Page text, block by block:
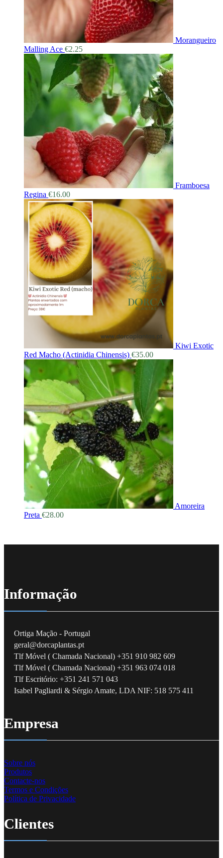
Morangueiro
Malling Ace €2.25
Framboesa
Regina €16.00
Kiwi Exotic
Red Macho (Actinidia Chinensis) €35.00
Amoreira
Preta €28.00
Informação
Ortiga Mação - Portugal
geral@dorcaplantas.pt
Tlf Móvel ( Chamada Nacional) +351 910 982 609
Tlf Móvel ( Chamada Nacional) +351 963 074 018
Tlf Escritório: +351 241 571 043
Isabel Pagliardi & Sérgio Amate, LDA NIF: 518 575 411
Empresa
Sobre nós
Produtos
Contacte-nos
Termos e Condições
Política de Privacidade
Clientes